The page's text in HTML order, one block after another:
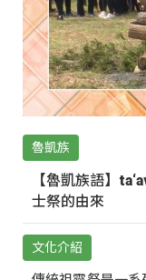
魯凱族
【魯凱族語】
士祭的由來
文化介紹